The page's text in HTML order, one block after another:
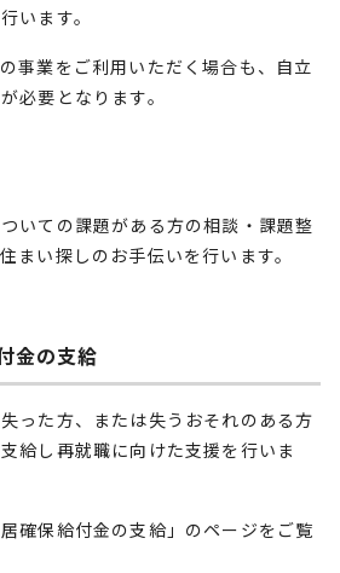
います。
事業をご利用いただく場合も、自立
必要となります。
いての課題がある方の相談・課題整
まい探しのお手伝いを行います。
金の支給
った方、または失うおそれのある方
給し再就職に向けた支援を行いま
確保給付金の支給」のページをご覧